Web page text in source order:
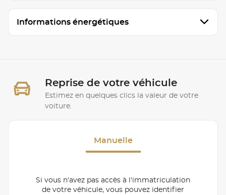
Informations énergétiques
Reprise de votre véhicule
Estimez en quelques clics la valeur de votre
voiture.
Manuelle
Si vous n'avez pas accès à l'immatriculation
de votre véhicule, vous pouvez identifier